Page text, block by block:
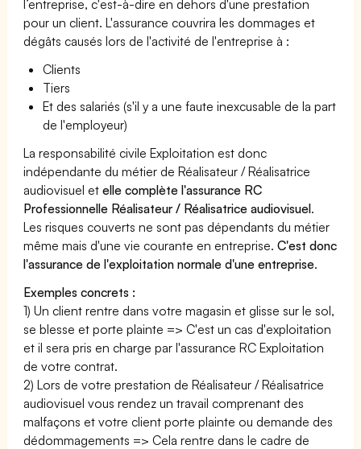
l’entreprise, c'est-à-dire en dehors d'une prestation
pour un client. L'assurance couvrira les dommages et
dégâts causés lors de l'activité de l'entreprise à :
Clients
Tiers
Et des salariés (s'il y a une faute inexcusable de la part
de l'employeur)
La responsabilité civile Exploitation est donc
indépendante du métier de Réalisateur / Réalisatrice
audiovisuel etelle complète l'assurance RC
Professionnelle Réalisateur / Réalisatrice audiovisuel.
Les risques couverts ne sont pas dépendants du métier
même mais d'une vie courante en entreprise.C'est donc
l'assurance de l'exploitation normale d'une entreprise.
Exemples concrets :
1) Un client rentre dans votre magasin et glisse sur le sol,
se blesse et porte plainte => C'est un cas d'exploitation
et il sera pris en charge par l'assurance RC Exploitation
de votre contrat.
2) Lors de votre prestation de Réalisateur / Réalisatrice
audiovisuel vous rendez un travail comprenant des
malfaçons et votre client porte plainte ou demande des
dédommagements => Cela rentre dans le cadre de